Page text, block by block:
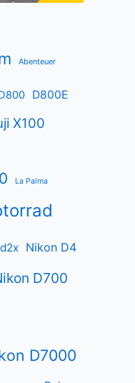
Abenteuer
D800E
X100
La Palma
Nikon D4
D700
D7000